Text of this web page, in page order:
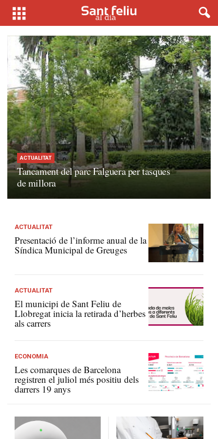
ACTUALITAT
Tancament del parc Falguera per tasques
de millora
ACTUALITAT
Presentació de l’informe anual de la
Síndica Municipal de Greuges
ACTUALITAT
El municipi de Sant Feliu de
Llobregat inicia la retirada d’herbes
als carrers
ECONOMIA
Les comarques de Barcelona
registren el juliol més positiu dels
darrers 19 anys